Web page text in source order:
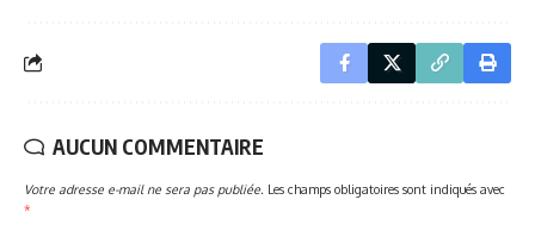
AUCUN COMMENTAIRE
Votre adresse e-mail ne sera pas publiée. Les champs obligatoires sont indiqués avec
*